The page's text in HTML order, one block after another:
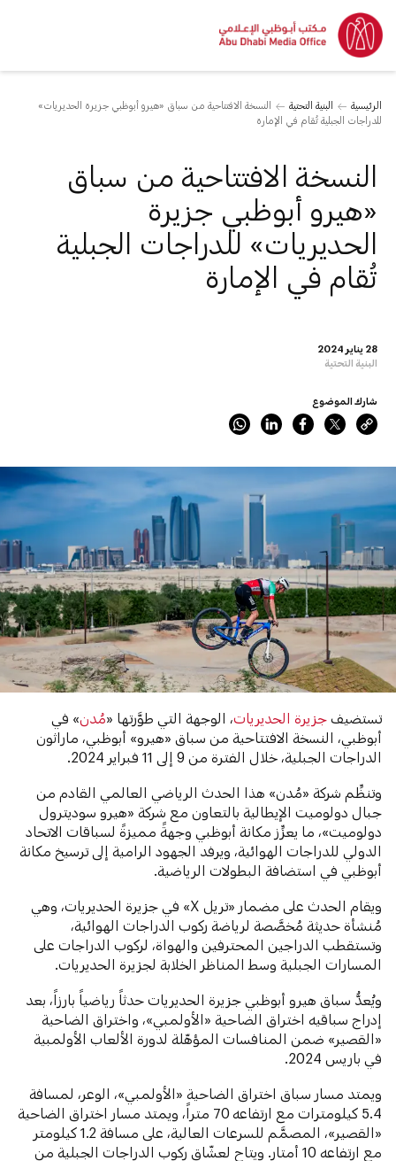
الرئيسية البنية التحتية
النسخة الافتتاحية من سباق «هيرو أبوظبي جزيرة الحديريات»
للدراجات الجبلية تُقام في الإمارة
28 يناير 2024
البنية التحتية
النسخة الافتتاحية من سباق
«هيرو أبوظبي جزيرة
الحديريات» للدراجات الجبلية
تُقام في الإمارة
شارك الموضوع
تستضيفجزيرة الحديريات، الوجهة التي طوَّرتها «مُدن» في
أبوظبي، النسخة الافتتاحية من سباق «هيرو» أبوظبي، ماراثون
الدراجات الجبلية، خلال الفترة من 9 إلى 11 فبراير 2024.
وتنظِّم شركة «مُدن» هذا الحدث الرياضي العالمي القادم من
جبال دولوميت الإيطالية بالتعاون مع شركة «هيرو سوديترول
دولوميت»، ما يعزِّز مكانة أبوظبي وجهةً مميزةً لسباقات الاتحاد
الدولي للدراجات الهوائية، ويرفد الجهود الرامية إلى ترسيخ مكانة
أبوظبي في استضافة البطولات الرياضية.
ويقام الحدث على مضمار «تريل X» في جزيرة الحديريات، وهي
مُنشأة حديثة مُخصَّصة لرياضة ركوب الدراجات الهوائية،
وتستقطب الدراجين المحترفين والهواة، لركوب الدراجات على
المسارات الجبلية وسط المناظر الخلابة لجزيرة الحديريات.
ويُعدُّ سباق هيرو أبوظبي جزيرة الحديريات حدثاً رياضياً بارزاً، بعد
إدراج سباقيه اختراق الضاحية «الأولمبي»، واختراق الضاحية
«القصير» ضمن المنافسات المؤهّلة لدورة الألعاب الأولمبية
في باريس 2024.
ويمتد مسار سباق اختراق الضاحية «الأولمبي»، الوعر، لمسافة
5.4 كيلومترات مع ارتفاعه 70 متراً، ويمتد مسار اختراق الضاحية
«القصير»، المصمَّم للسرعات العالية، على مسافة 1.2 كيلومتر
مع ارتفاعه 10 أمتار. ويتاح لعشّاق ركوب الدراجات الجبلية من